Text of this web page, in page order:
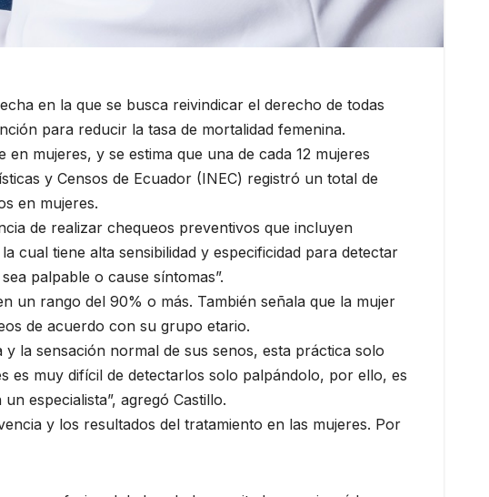
en la que se busca reivindicar el derecho de todas
para reducir la tasa de mortalidad femenina.
mujeres, y se estima que una de cada 12 mujeres
y Censos de Ecuador (INEC) registró un total de
en mujeres.
de realizar chequeos preventivos que incluyen
cual tiene alta sensibilidad y especificidad para detectar
palpable o cause síntomas”.
un rango del 90% o más. También señala que la mujer
de acuerdo con su grupo etario.
la sensación normal de sus senos, esta práctica solo
es muy difícil de detectarlos solo palpándolo, por ello, es
especialista”, agregó Castillo.
y los resultados del tratamiento en las mujeres. Por